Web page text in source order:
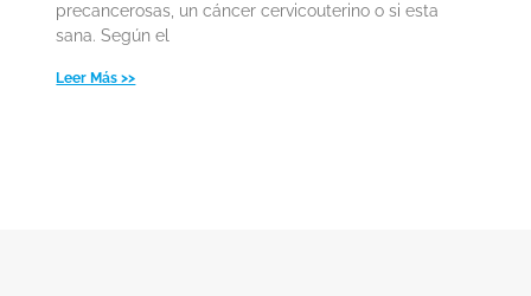
precancerosas, un cáncer cervicouterino o si esta
sana. Según el
Leer Más >>